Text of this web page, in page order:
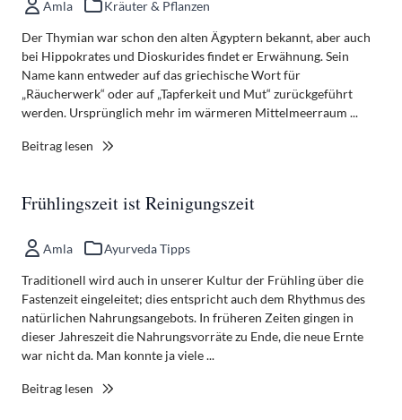
Amla Kräuter & Pflanzen
Der Thymian war schon den alten Ägyptern bekannt, aber auch
bei Hippokrates und Dioskurides findet er Erwähnung. Sein
Name kann entweder auf das griechische Wort für
„Räucherwerk“ oder auf „Tapferkeit und Mut“ zurückgeführt
werden. Ursprünglich mehr im wärmeren Mittelmeerraum ...
Beitrag lesen
Frühlingszeit ist Reinigungszeit
Amla Ayurveda Tipps
Traditionell wird auch in unserer Kultur der Frühling über die
Fastenzeit eingeleitet; dies entspricht auch dem Rhythmus des
natürlichen Nahrungsangebots. In früheren Zeiten gingen in
dieser Jahreszeit die Nahrungsvorräte zu Ende, die neue Ernte
war nicht da. Man konnte ja viele ...
Beitrag lesen